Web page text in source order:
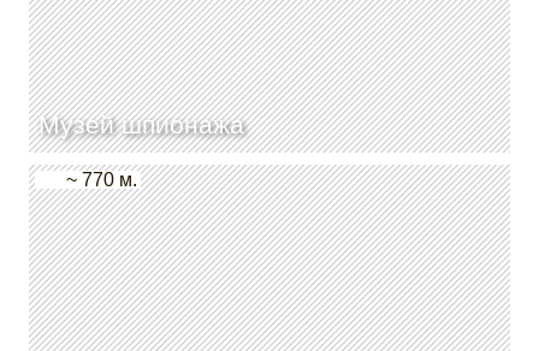
Музей шпионажа
~ 770 м.